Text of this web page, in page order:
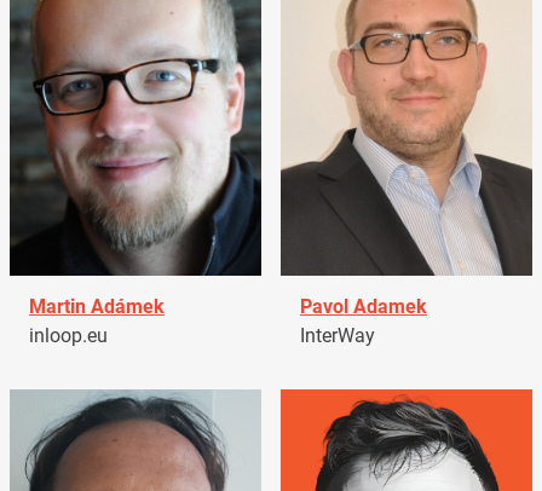
Martin Adámek
inloop.eu
Pavol Adamek
InterWay